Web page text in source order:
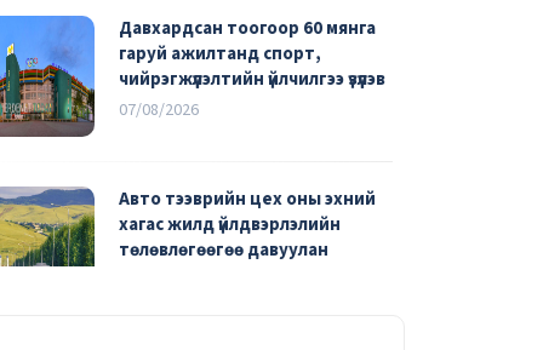
Давхардсан тоогоор 60 мянга
гаруй ажилтанд спорт,
чийрэгжүүлэлтийн үйлчилгээ үзүүлэв
07/08/2026
Авто тээврийн цех оны эхний
хагас жилд үйлдвэрлэлийн
төлөвлөгөөгөө давуулан